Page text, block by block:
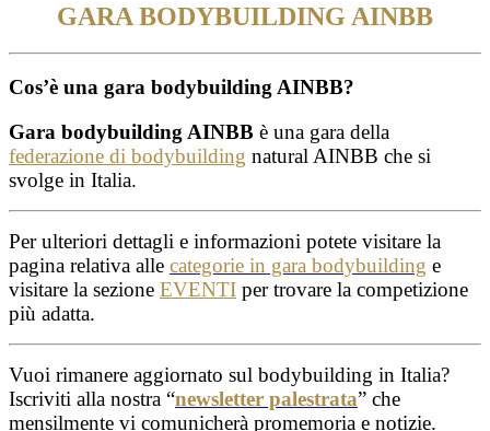
GARA BODYBUILDING AINBB
Cos’è una gara bodybuilding AINBB?
Gara bodybuilding AINBB è una gara della
federazione di bodybuilding natural AINBB che si
svolge in Italia.
Per ulteriori dettagli e informazioni potete visitare la
pagina relativa alle categorie in gara bodybuilding e
visitare la sezione EVENTI per trovare la competizione
più adatta.
Vuoi rimanere aggiornato sul bodybuilding in Italia?
Iscriviti alla nostra “newsletter palestrata” che
mensilmente vi comunicherà promemoria e notizie.